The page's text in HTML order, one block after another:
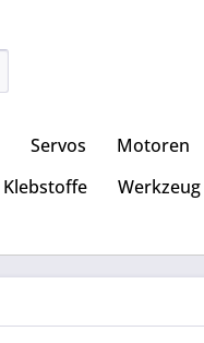
Servos Motoren
Klebstoffe Werkzeug